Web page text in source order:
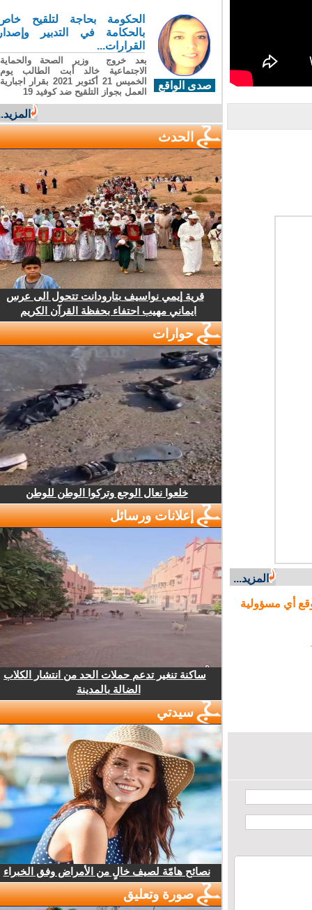
المزيد...
أي مسؤولية
صدى الواقع
الحكومة بحاجة لتلقيح خاص
بالحكامة في التدبير وإصدار
القرارات...
بعد خروج وزير الصحة والحماية
الاجتماعية خالد أبت الطالب يوم
الخميس 21 أكتوبر 2021 بقرار اجبارية
العمل بجواز التلقيح ضد كوفيد 19
المزيد...
الحدث
قرية إيمي نواسيف بتارودانت تتحول الى عرس
ايماني مهيب احتفاء بحفظة القرآن الكريم
حوارات
خلعوا نعال الوجع وتركوا الوطن للوطن
إعلانات ورسائل
ساكنة تنغير تدعم حملات الحد من انتشار الكلاب
الضالة بالمدينة
سيدتي
نصائح هامّة لصيف خالٍ من الأمراض وفق الخبراء
صورة وتعليق